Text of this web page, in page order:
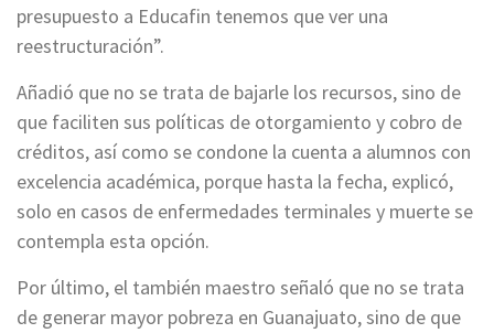
presupuesto a Educafin tenemos que ver una
reestructuración”.
Añadió que no se trata de bajarle los recursos, sino de
que faciliten sus políticas de otorgamiento y cobro de
créditos, así como se condone la cuenta a alumnos con
excelencia académica, porque hasta la fecha, explicó,
solo en casos de enfermedades terminales y muerte se
contempla esta opción.
Por último, el también maestro señaló que no se trata
de generar mayor pobreza en Guanajuato, sino de que